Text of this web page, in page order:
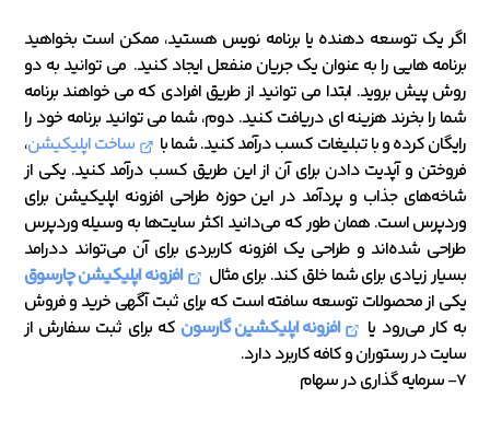
اگر یک توسعه دهنده یا برنامه نویس هستید، ممکن است بخواهید
برنامه هایی را به عنوان یک جریان منفعل ایجاد کنید. می توانید به دو
روش پیش بروید. ابتدا می توانید از طریق افرادی که می خواهند برنامه
شما را بخرند هزینه ای دریافت کنید. دوم، شما می توانید برنامه خود را
رایگان کرده و با تبلیغات کسب درآمد کنید. شما با
ساخت اپلیکیشن،
فروختن و آپدیت دادن برای آن از این طریق کسب درآمد کنید. یکی از
شاخه‌های جذاب و پردآمد در این حوزه طراحی افزونه اپلیکیشن برای
وردپرس است. همان طور که می‌دانید اکثر سایت‌ها به وسیله وردپرس
طراحی شده‌اند و طراحی یک افزونه کاربردی برای آن می‌تواند ددرامد
بسیار زیادی برای شما خلق کند. برای مثال
افزونه اپلیکیشن چارسوق
یکی از محصولات توسعه سافته است که برای ثبت آگهی خرید و فروش
به کار می‌رود یا
افزونه اپلیکشین گارسون که برای ثبت سفارش از
سایت در رستوران و کافه کاربرد دارد.
7- سرمایه گذاری در سهام